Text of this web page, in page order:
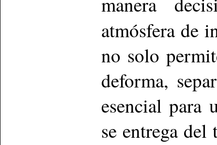
atmósfera de
no solo
deforma,
esencial para
se entrega del